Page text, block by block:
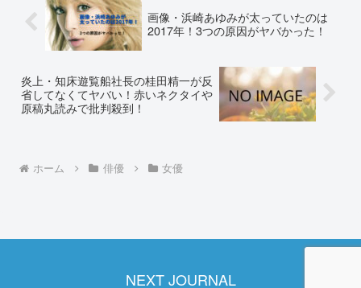
画像・浜崎あゆみが太っていたのは
2017年！3つの原因がヤバかった！
炎上・知床遊覧船社長の桂田精一が反
省してなくてヤバい！赤いネクタイや
原稿丸読みで批判殺到！
ホーム 俳優 女優
NEXT JOURNAL